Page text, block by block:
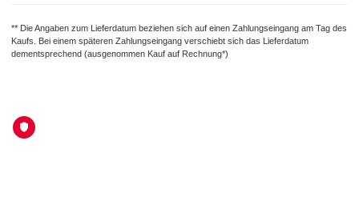
** Die Angaben zum Lieferdatum beziehen sich auf einen Zahlungseingang am Tag des
Kaufs. Bei einem späteren Zahlungseingang verschiebt sich das Lieferdatum
dementsprechend (ausgenommen Kauf auf Rechnung*)